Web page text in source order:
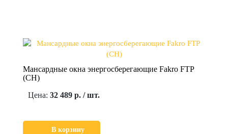
Мансардные окна энергосберегающие Fakro FTP
(CH)
Цена: 32 489 р. / шт.
В корзину